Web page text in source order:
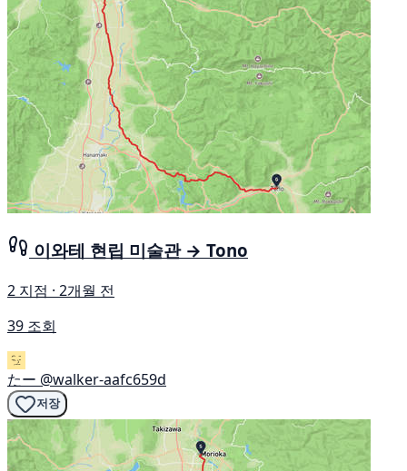
이와테 현립 미술관 → Tono
2 지점 · 2개월 전
39 조회
たー @walker-aafc659d
저장